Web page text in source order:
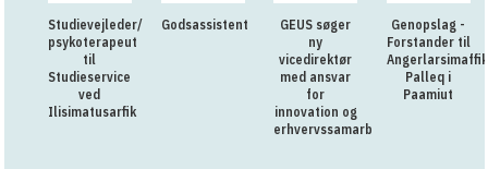
Studievejleder/
psykoterapeut
til
Studieservice
ved
Ilisimatusarfik
Godsassistent
GEUS søger
ny
vicedirektør
med ansvar
for
innovation og
erhvervssamarbejde
Genopslag -
Forstander til
Angerlarsimaffik
Palleq i
Paamiut